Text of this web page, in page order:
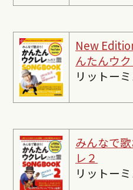
New
んたんウ
リットー
みんなで
レ２
リットー